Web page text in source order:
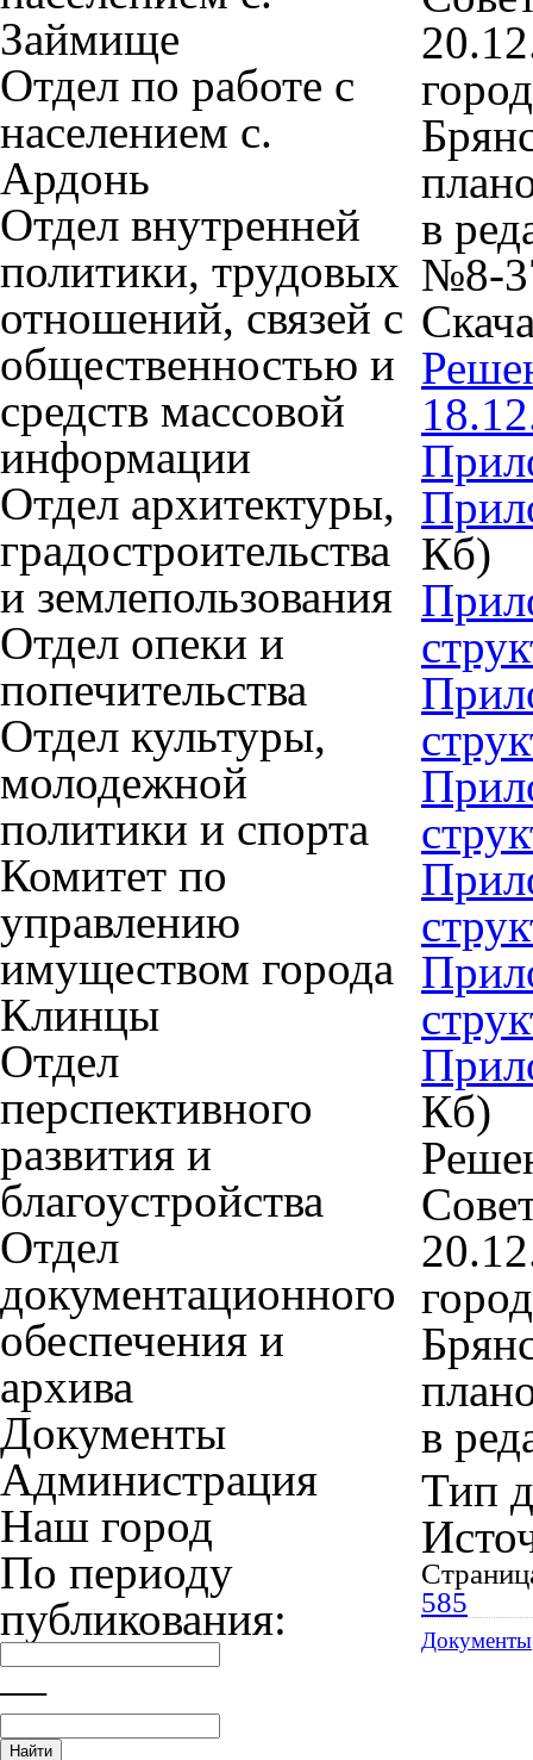
Займище
Отдел по работе с
населением с.
Ардонь
Отдел внутренней
политики, трудовых
отношений, связей с
общественностью и
средств массовой
информации
Отдел архитектуры,
градостроительства
и землепользования
Отдел опеки и
попечительства
Отдел культуры,
молодежной
политики и спорта
Комитет по
управлению
имуществом города
Клинцы
Отдел
перспективного
развития и
благоустройства
Отдел
документационного
обеспечения и
архива
Документы
Администрация
Наш город
По периоду
публикования:
—
в
№8-
Кб)
Кб)
в
Тип
585
Документы